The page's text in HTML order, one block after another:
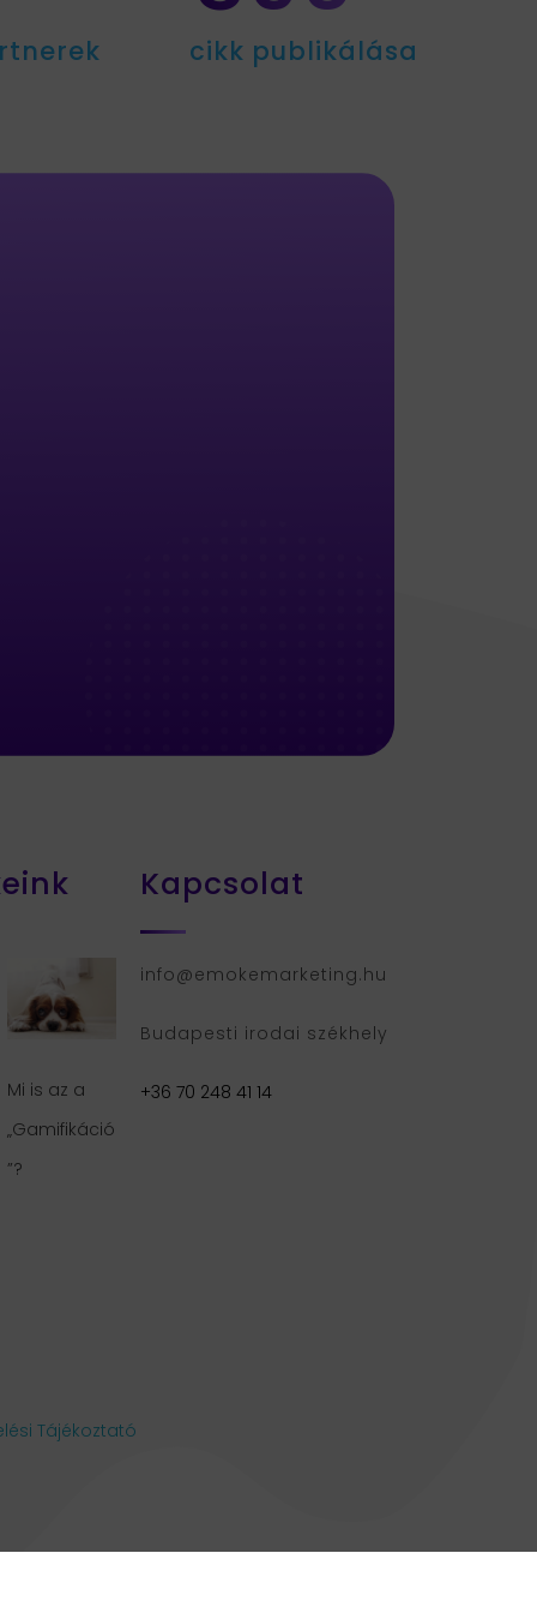
cikk publikálása
Mi is az a
„Gamifikáció
”?
Kapcsolat
info@emokemarketing.hu
Budapesti irodai székhely
+36 70 248 41 14
Tájékoztató